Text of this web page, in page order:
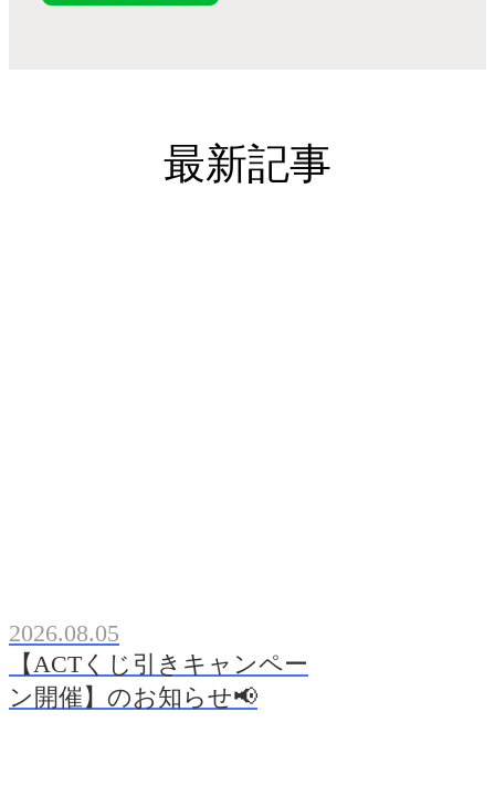
最新記事
2026.08.05
【ACTくじ引きキャンペー
ン開催】のお知らせ📢